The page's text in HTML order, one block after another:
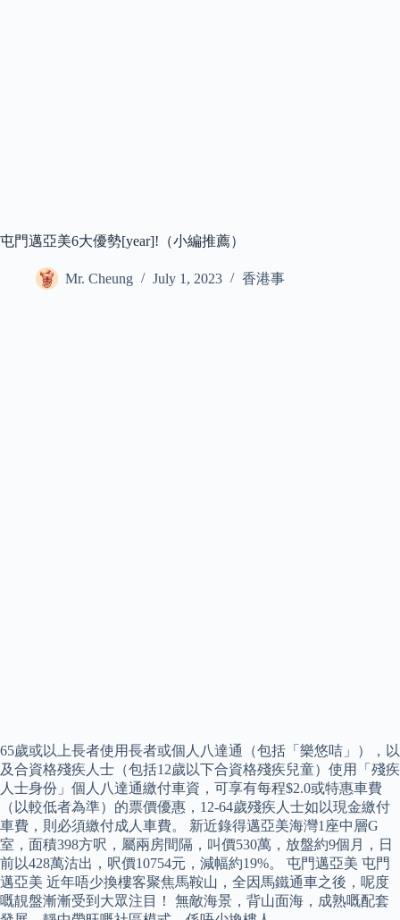
屯門邁亞美6大優勢[year]!（小編推薦）
Mr. Cheung July 1, 2023 香港事
65歲或以上長者使用長者或個人八達通（包括「樂悠咭」），以
及合資格殘疾人士（包括12歲以下合資格殘疾兒童）使用「殘疾
人士身份」個人八達通繳付車資，可享有每程$2.0或特惠車費
（以較低者為準）的票價優惠，12-64歲殘疾人士如以現金繳付
車費，則必須繳付成人車費。 新近錄得邁亞美海灣1座中層G
室，面積398方呎，屬兩房間隔，叫價530萬，放盤約9個月，日
前以428萬沽出，呎價10754元，減幅約19%。 屯門邁亞美 屯門
邁亞美 近年唔少換樓客聚焦馬鞍山，全因馬鐵通車之後，呢度
嘅靚盤漸漸受到大眾注目！ 無敵海景，背山面海，成熟嘅配套